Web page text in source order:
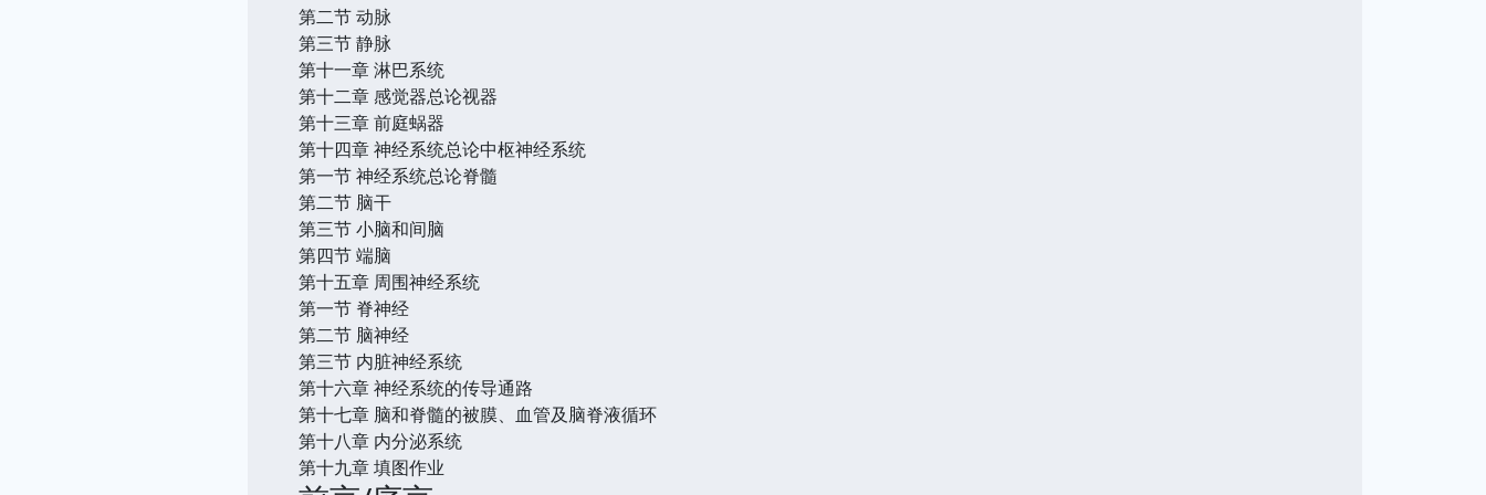
第二节 动脉
第三节 静脉
第十一章 淋巴系统
第十二章 感觉器总论视器
第十三章 前庭蜗器
第十四章 神经系统总论中枢神经系统
第一节 神经系统总论脊髓
第二节 脑干
第三节 小脑和间脑
第四节 端脑
第十五章 周围神经系统
第一节 脊神经
第二节 脑神经
第三节 内脏神经系统
第十六章 神经系统的传导通路
第十七章 脑和脊髓的被膜、血管及脑脊液循环
第十八章 内分泌系统
第十九章 填图作业